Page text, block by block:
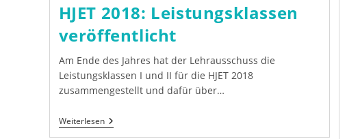
HJET 2018: Leistungsklassen
veröffentlicht
Am Ende des Jahres hat der Lehrausschuss die
Leistungsklassen I und II für die HJET 2018
zusammengestellt und dafür über…
WeiterlesenHJET
2018: